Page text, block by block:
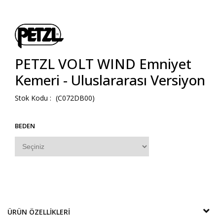
PETZL VOLT WIND Emniyet
Kemeri - Uluslararası Versiyon
(C072DB00)
BEDEN
ÜRÜN ÖZELLIKLERI